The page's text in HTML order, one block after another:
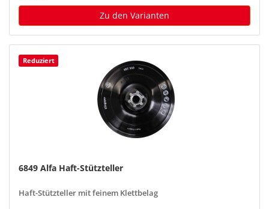
Zu den Varianten
Reduziert
6849 Alfa Haft-Stützteller
Haft-Stützteller mit feinem Klettbelag